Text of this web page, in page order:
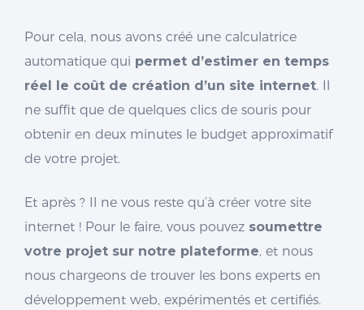
Pour cela, nous avons créé une calculatrice
automatique qui permet d’estimer en temps
réel le coût de création d’un site internet. Il
ne suffit que de quelques clics de souris pour
obtenir en deux minutes le budget approximatif
de votre projet.
Et après ? Il ne vous reste qu’à créer votre site
internet ! Pour le faire, vous pouvez soumettre
votre projet sur notre plateforme, et nous
nous chargeons de trouver les bons experts en
développement web, expérimentés et certifiés.